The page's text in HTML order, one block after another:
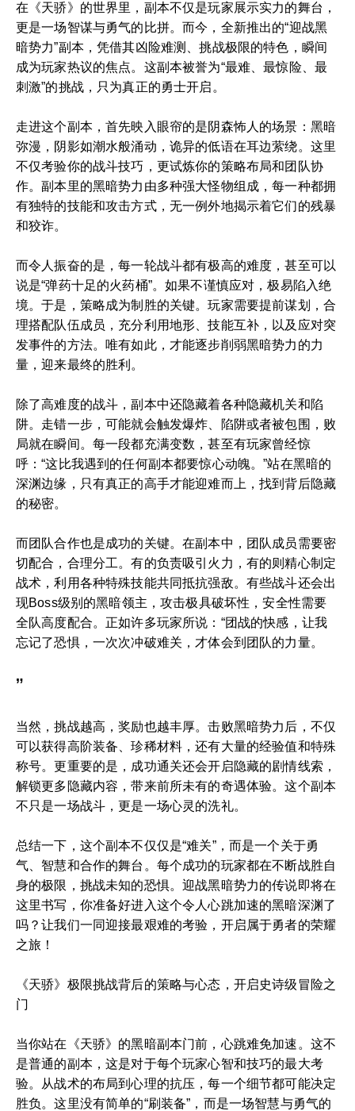
在《天骄》的世界里，副本不仅是玩家展示实力的舞台，
更是一场智谋与勇气的比拼。而今，全新推出的“迎战黑
暗势力”副本，凭借其凶险难测、挑战极限的特色，瞬间
成为玩家热议的焦点。这副本被誉为“最难、最惊险、最
刺激”的挑战，只为真正的勇士开启。
走进这个副本，首先映入眼帘的是阴森怖人的场景：黑暗
弥漫，阴影如潮水般涌动，诡异的低语在耳边萦绕。这里
不仅考验你的战斗技巧，更试炼你的策略布局和团队协
作。副本里的黑暗势力由多种强大怪物组成，每一种都拥
有独特的技能和攻击方式，无一例外地揭示着它们的残暴
和狡诈。
而令人振奋的是，每一轮战斗都有极高的难度，甚至可以
说是“弹药十足的火药桶”。如果不谨慎应对，极易陷入绝
境。于是，策略成为制胜的关键。玩家需要提前谋划，合
理搭配队伍成员，充分利用地形、技能互补，以及应对突
发事件的方法。唯有如此，才能逐步削弱黑暗势力的力
量，迎来最终的胜利。
除了高难度的战斗，副本中还隐藏着各种隐藏机关和陷
阱。走错一步，可能就会触发爆炸、陷阱或者被包围，败
局就在瞬间。每一段都充满变数，甚至有玩家曾经惊
呼：“这比我遇到的任何副本都要惊心动魄。”站在黑暗的
深渊边缘，只有真正的高手才能迎难而上，找到背后隐藏
的秘密。
而团队合作也是成功的关键。在副本中，团队成员需要密
切配合，合理分工。有的负责吸引火力，有的则精心制定
战术，利用各种特殊技能共同抵抗强敌。有些战斗还会出
现Boss级别的黑暗领主，攻击极具破坏性，安全性需要
全队高度配合。正如许多玩家所说：“团战的快感，让我
忘记了恐惧，一次次冲破难关，才体会到团队的力量。
”
当然，挑战越高，奖励也越丰厚。击败黑暗势力后，不仅
可以获得高阶装备、珍稀材料，还有大量的经验值和特殊
称号。更重要的是，成功通关还会开启隐藏的剧情线索，
解锁更多隐藏内容，带来前所未有的奇遇体验。这个副本
不只是一场战斗，更是一场心灵的洗礼。
总结一下，这个副本不仅仅是“难关”，而是一个关于勇
气、智慧和合作的舞台。每个成功的玩家都在不断战胜自
身的极限，挑战未知的恐惧。迎战黑暗势力的传说即将在
这里书写，你准备好进入这个令人心跳加速的黑暗深渊了
吗？让我们一同迎接最艰难的考验，开启属于勇者的荣耀
之旅！
《天骄》极限挑战背后的策略与心态，开启史诗级冒险之
门
当你站在《天骄》的黑暗副本门前，心跳难免加速。这不
是普通的副本，这是对于每个玩家心智和技巧的最大考
验。从战术的布局到心理的抗压，每一个细节都可能决定
胜负。这里没有简单的“刷装备”，而是一场智慧与勇气的